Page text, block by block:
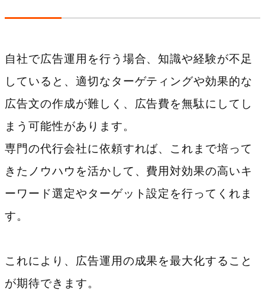
自社で広告運用を行う場合、知識や経験が不足
していると、適切なターゲティングや効果的な
広告文の作成が難しく、広告費を無駄にしてし
まう可能性があります。
専門の代行会社に依頼すれば、これまで培って
きたノウハウを活かして、費用対効果の高いキ
ーワード選定やターゲット設定を行ってくれま
す。
これにより、広告運用の成果を最大化すること
が期待できます。